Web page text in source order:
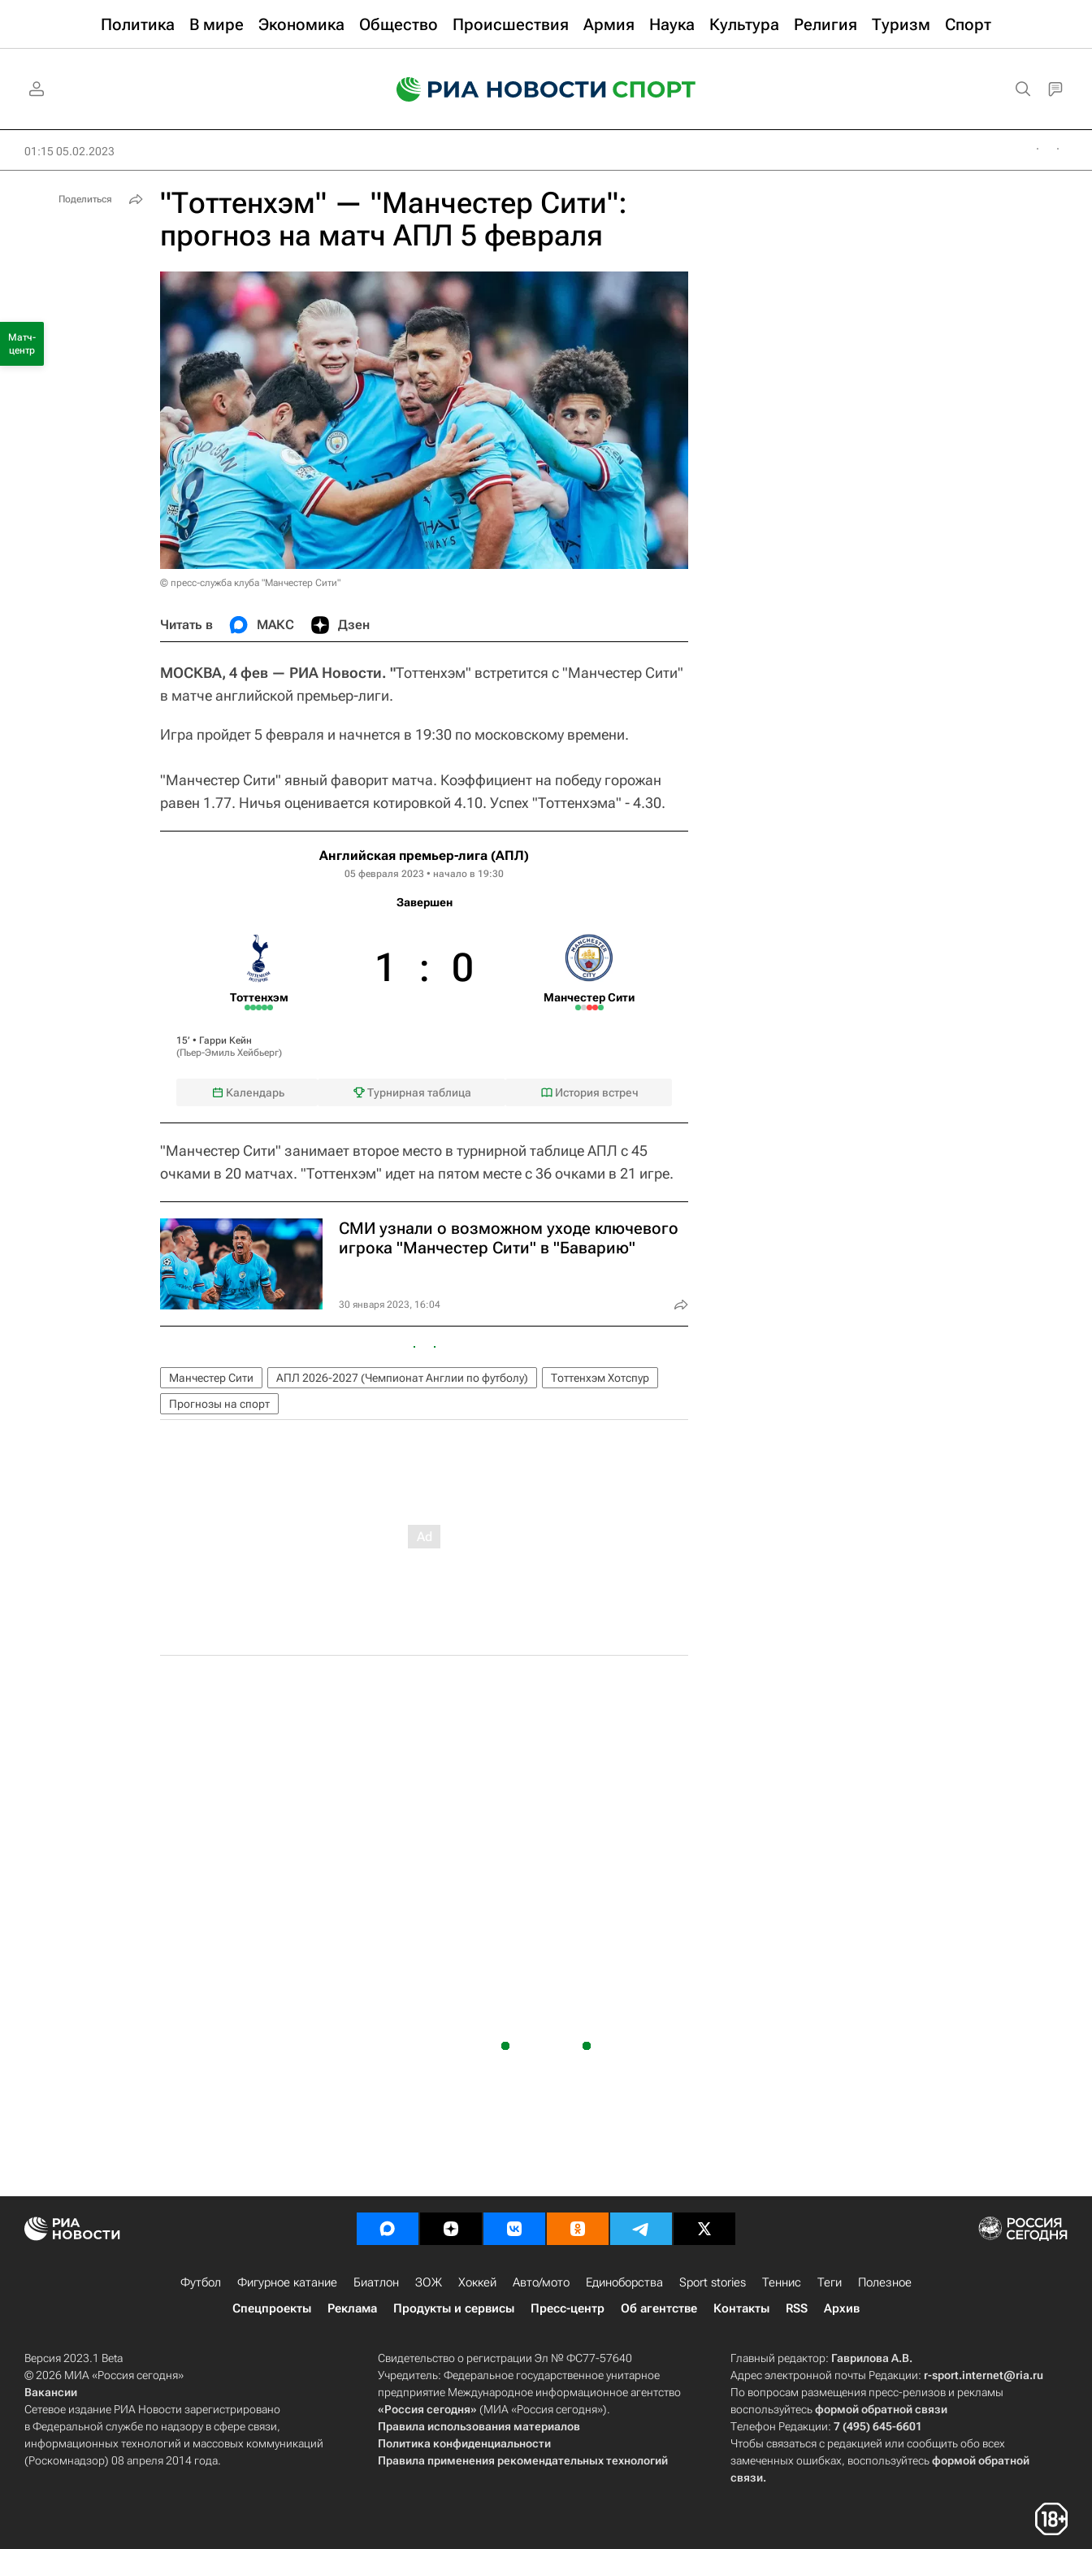
Политика В мире Экономика Общество Происшествия Армия Наука Культура Религия Туризм Спорт
01:15 05.02.2023
"Тоттенхэм" — "Манчестер Сити":
прогноз на матч АПЛ 5 февраля
© пресс-служба клуба "Манчестер Сити"
Читать в МАКС Дзен
МОСКВА, 4 фев — РИА Новости. "Тоттенхэм" встретится с "Манчестер Сити"
в матче английской премьер-лиги.
Игра пройдет 5 февраля и начнется в 19:30 по московскому времени.
"Манчестер Сити" явный фаворит матча. Коэффициент на победу горожан
равен 1.77. Ничья оценивается котировкой 4.10. Успех "Тоттенхэма" - 4.30.
Английская премьер-лига (АПЛ)
05 февраля 2023 • начало в 19:30
Завершен
Тоттенхэм
1 : 0
Манчестер Сити
15‎’‎ • Гарри Кейн
(Пьер-Эмиль Хейбьерг)
Календарь Турнирная таблица История встреч
"Манчестер Сити" занимает второе место в турнирной таблице АПЛ с 45
очками в 20 матчах. "Тоттенхэм" идет на пятом месте с 36 очками в 21 игре.
СМИ узнали о возможном уходе ключевого
игрока "Манчестер Сити" в "Баварию"
30 января 2023, 16:04
Манчестер Сити АПЛ 2026-2027 (Чемпионат Англии по футболу)
Тоттенхэм Хотспур
Прогнозы на спорт
Поделиться
Матч-
центр
Футбол Фигурное катание Биатлон ЗОЖ Хоккей Авто/мото Единоборства Sport stories Теннис Теги
Полезное
Спецпроекты
Реклама Продукты и сервисы Пресс-центр Об агентстве Контакты RSS Архив
Версия 2023.1 Beta
© 2026 МИА «Россия сегодня»
Вакансии
Сетевое издание РИА Новости зарегистрировано
в Федеральной службе по надзору в сфере связи,
информационных технологий и массовых коммуникаций
(Роскомнадзор) 08 апреля 2014 года.
Свидетельство о регистрации Эл № ФС77-57640
Учредитель: Федеральное государственное унитарное
предприятие Международное информационное агентство
«Россия сегодня» (МИА «Россия сегодня»).
Правила использования материалов
Политика конфиденциальности
Правила применения рекомендательных технологий
Главный редактор: Гаврилова А.В.
Адрес электронной почты Редакции: r-sport.internet@ria.ru
По вопросам размещения пресс-релизов и рекламы
воспользуйтесьформой обратной связи
Телефон Редакции:7 (495) 645-6601
Чтобы связаться с редакцией или сообщить обо всех
замеченных ошибках, воспользуйтесьформой обратной
связи.